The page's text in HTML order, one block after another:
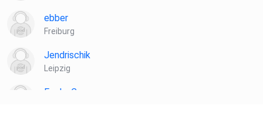
ebber
Freiburg
Jendrischik
Leipzig
EvelynCoco